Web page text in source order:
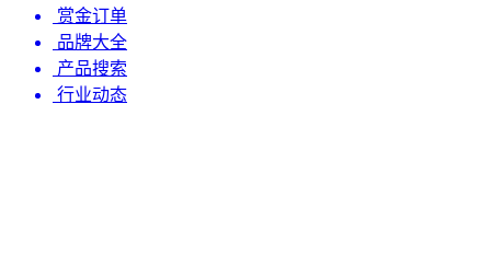
赏金订单
品牌大全
产品搜索
行业动态